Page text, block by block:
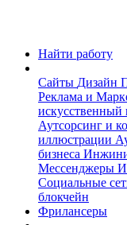
Найти работу
Сайты Дизайн
Реклама и
искусственный
Аутсорсинг и
иллюстрации
бизнеса
Мессенджеры
Социальные
блокчейн
Фрилансеры